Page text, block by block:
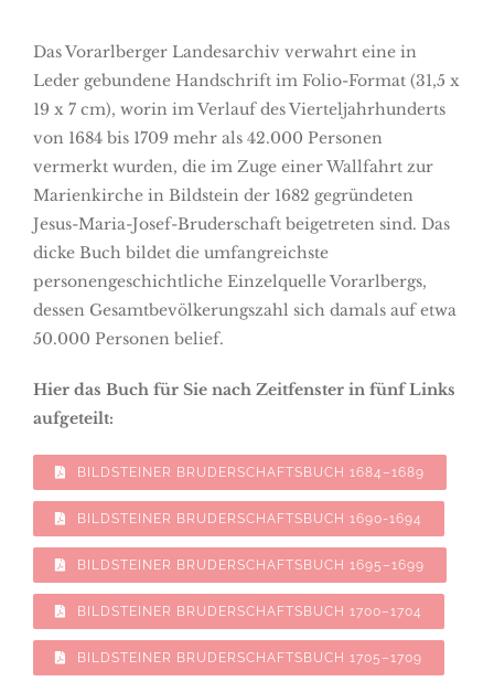
Das Vorarlberger Landesarchiv verwahrt eine in
Leder gebundene Handschrift im Folio-Format (31,5 x
19 x 7 cm), worin im Verlauf des Vierteljahrhunderts
von 1684 bis 1709 mehr als 42.000 Personen
vermerkt wurden, die im Zuge einer Wallfahrt zur
Marienkirche in Bildstein der 1682 gegründeten
Jesus-Maria-Josef-Bruderschaft beigetreten sind. Das
dicke Buch bildet die umfangreichste
personengeschichtliche Einzelquelle Vorarlbergs,
dessen Gesamtbevölkerungszahl sich damals auf etwa
50.000 Personen belief.
Hier das Buch für Sie nach Zeitfenster in fünf Links
aufgeteilt:
BILDSTEINER BRUDERSCHAFTSBUCH 1684–1689
BILDSTEINER BRUDERSCHAFTSBUCH 1690-1694
BILDSTEINER BRUDERSCHAFTSBUCH 1695–1699
BILDSTEINER BRUDERSCHAFTSBUCH 1700–1704
BILDSTEINER BRUDERSCHAFTSBUCH 1705–1709